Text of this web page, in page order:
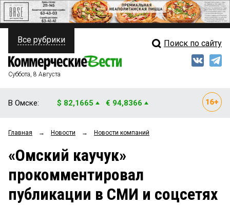
ПОЛИТИКА
ФИНАНСЫ
ОБЩЕСТВО
ЗАКОН
НОВОСТИ КОМПАНИЙ
Свежий выпуск
Мнения
Блоги
Архив
Все рубрики Поиск по сайту
Суббота, 8 Августа
В Омске: $ 82,1665 € 94,8366
Главная → Новости → Новости компаний
«Омский каучук»
прокомментировал
публикации в СМИ и соцсетях